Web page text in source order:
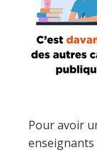
Pour avoir